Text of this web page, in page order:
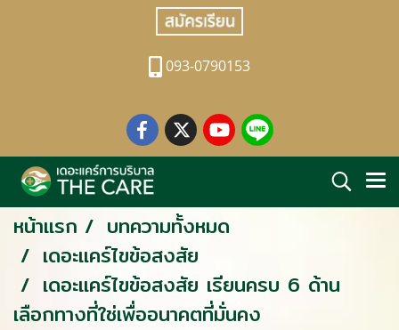
093-0790153
หน้าแรก
บทความทั้งหมด
เดอะแคร์ไขข้อสงสัย
เดอะแคร์ไขข้อสงสัย เรียนครบ 6 ด้าน
เลือกทางที่ใช่เพื่ออนาคตที่มั่นคง